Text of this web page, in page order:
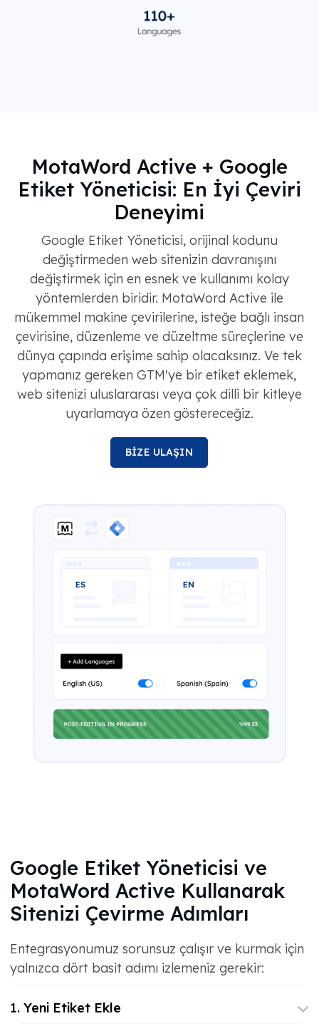
MotaWord Active + Google
Etiket Yöneticisi: En İyi Çeviri
Deneyimi
Google Etiket Yöneticisi, orijinal kodunu
değiştirmeden web sitenizin davranışını
değiştirmek için en esnek ve kullanımı kolay
yöntemlerden biridir. MotaWord Active ile
mükemmel makine çevirilerine, isteğe bağlı insan
çevirisine, düzenleme ve düzeltme süreçlerine ve
dünya çapında erişime sahip olacaksınız. Ve tek
yapmanız gereken GTM'ye bir etiket eklemek,
web sitenizi uluslararası veya çok dilli bir kitleye
uyarlamaya özen göstereceğiz.
BİZE ULAŞIN
Google Etiket Yöneticisi ve
MotaWord Active Kullanarak
Sitenizi Çevirme Adımları
Entegrasyonumuz sorunsuz çalışır ve kurmak için
yalnızca dört basit adımı izlemeniz gerekir:
1. Yeni Etiket Ekle